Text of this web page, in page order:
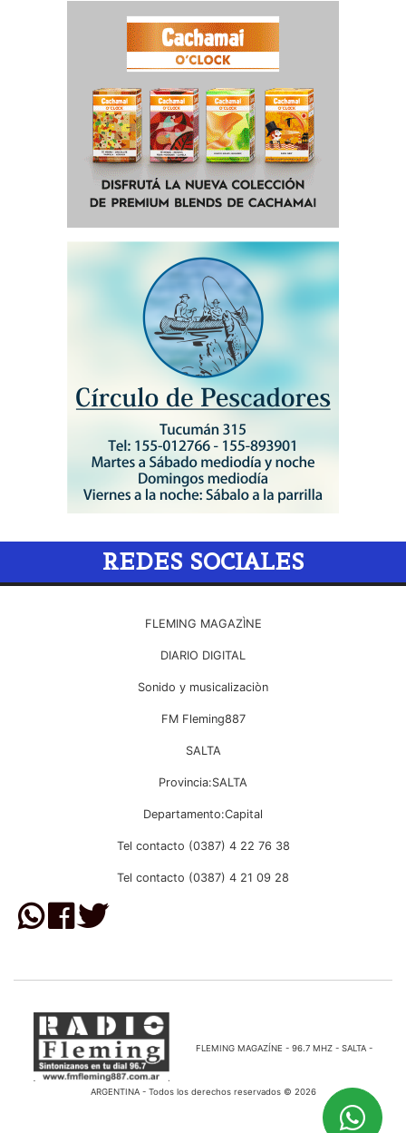
REDES SOCIALES
FLEMING MAGAZÌNE
DIARIO DIGITAL
Sonido y musicalizaciòn
FM Fleming887
SALTA
Provincia:SALTA
Departamento:Capital
Tel contacto (0387) 4 22 76 38
Tel contacto (0387) 4 21 09 28
FLEMING MAGAZÍNE - 96.7 MHZ - SALTA -
ARGENTINA - Todos los derechos reservados © 2026